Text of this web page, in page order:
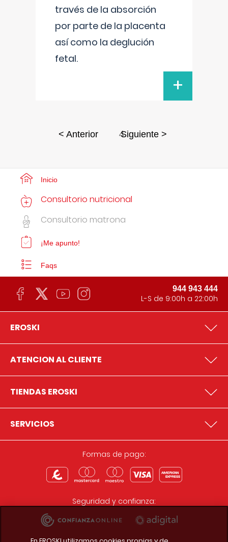
través de la absorción
por parte de la placenta
así como la deglución
fetal.
+
< Anterior 4
Siguiente >
Inicio
Consultorio nutricional
Consultorio matrona
¡Me apunto!
Faqs
944 943 444
L-S de 9:00h a 22:00h
EROSKI
ATENCION AL CLIENTE
TIENDAS EROSKI
SERVICIOS
Formas de pago:
Seguridad y confianza: